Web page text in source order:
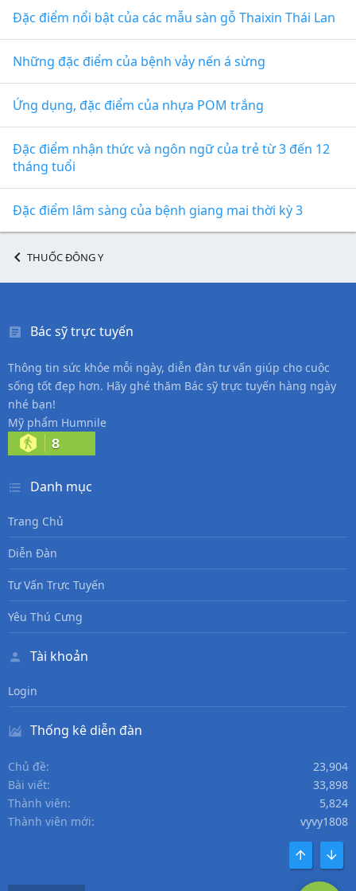
Đặc điểm nổi bật của các mẫu sàn gỗ Thaixin Thái Lan
Những đặc điểm của bệnh vảy nến á sừng
Ứng dụng, đặc điểm của nhựa POM trắng
Đặc điểm nhận thức và ngôn ngữ của trẻ từ 3 đến 12
tháng tuổi
Đặc điểm lâm sàng của bệnh giang mai thời kỳ 3
THUỐC ĐÔNG Y
Bác sỹ trực tuyến
Thông tin sức khỏe mỗi ngày, diễn đàn tư vấn giúp cho cuộc
sống tốt đẹp hơn. Hãy ghé thăm Bác sỹ trực tuyến hàng ngày
nhé bạn!
Mỹ phẩm Humnile
8
Danh mục
Trang Chủ
Diễn Đàn
Tư Vấn Trực Tuyến
Yêu Thú Cưng
Tài khoản
Login
Thống kê diễn đàn
Chủ đề
23,904
Bài viết
33,898
Thành viên
5,824
Thành viên mới
vyvy1808
TOP DƯỚI